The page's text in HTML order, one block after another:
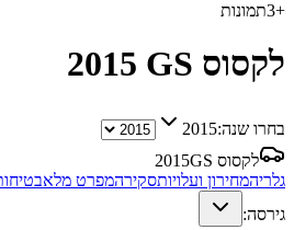
+
3תמונות
לקסוס GS 2015
בחרו שנה:2015
לקסוס GS
2015
גלריהמחירון ועלויותסקירהמפרט מלא
גירסה: